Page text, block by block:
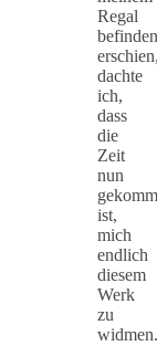
Regal
erschien,
dachte
ich,
dass
die
Zeit
nun
ist,
mich
endlich
diesem
Werk
zu
widmen.